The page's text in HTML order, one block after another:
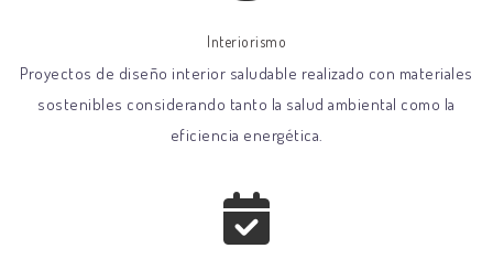
Interiorismo
Proyectos de diseño interior saludable realizado con materiales
sostenibles considerando tanto la salud ambiental como la
eficiencia energética.